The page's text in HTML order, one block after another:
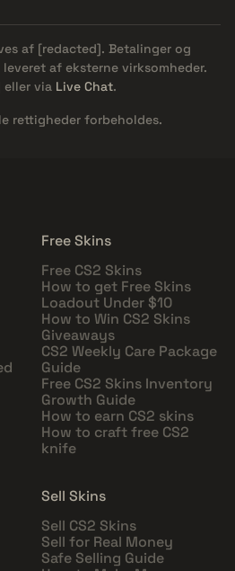
af [redacted]. Betalinger og
af eksterne virksomheder.
eller via Live Chat.
rettigheder forbeholdes.
Free Skins
Free CS2 Skins
How to get Free Skins
Loadout Under $10
How to Win CS2 Skins
Giveaways
CS2 Weekly Care Package
Guide
Free CS2 Skins Inventory
Growth Guide
How to earn CS2 skins
How to craft free CS2
knife
Sell Skins
Sell CS2 Skins
Sell for Real Money
Safe Selling Guide